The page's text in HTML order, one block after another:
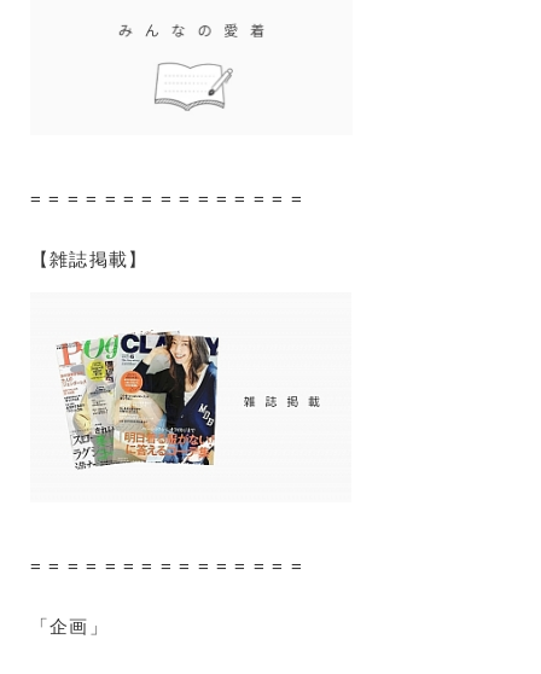
= = = = = = = = = = = = = = =
【雑誌掲載】
= = = = = = = = = = = = = = =
「企画」